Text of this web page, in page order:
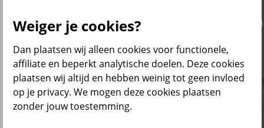
Wil je deze video bekijken? Dat kan.
Accepteer dan wel even
minimaal de Uitgebreid analytische cookies.
Of bekijk de video op Youtube
Weiger je cookies?
Dan plaatsen wij alleen cookies voor functionele,
affiliate en beperkt analytische doelen. Deze cookies
plaatsen wij altijd en hebben weinig tot geen invloed
op je privacy. We mogen deze cookies plaatsen
zonder jouw toestemming.